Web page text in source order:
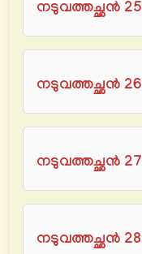
നടുവത്തച്ഛൻ 25
നടുവത്തച്ഛൻ 26
നടുവത്തച്ഛൻ 27
നടുവത്തച്ഛൻ 28